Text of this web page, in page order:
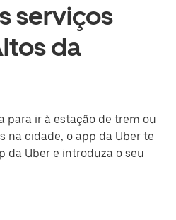
serviços
da
para ir à estação de trem ou
na cidade, o app da Uber te
da Uber e introduza o seu